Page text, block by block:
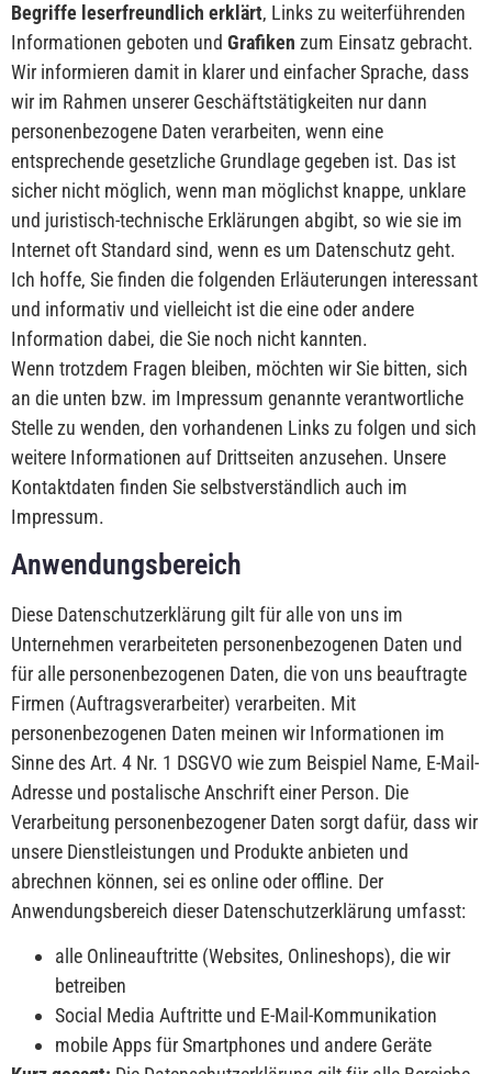
Begriffe leserfreundlich erklärt, Links zu weiterführenden
Informationen geboten und Grafiken zum Einsatz gebracht.
Wir informieren damit in klarer und einfacher Sprache, dass
wir im Rahmen unserer Geschäftstätigkeiten nur dann
personenbezogene Daten verarbeiten, wenn eine
entsprechende gesetzliche Grundlage gegeben ist. Das ist
sicher nicht möglich, wenn man möglichst knappe, unklare
und juristisch-technische Erklärungen abgibt, so wie sie im
Internet oft Standard sind, wenn es um Datenschutz geht.
Ich hoffe, Sie finden die folgenden Erläuterungen interessant
und informativ und vielleicht ist die eine oder andere
Information dabei, die Sie noch nicht kannten.
Wenn trotzdem Fragen bleiben, möchten wir Sie bitten, sich
an die unten bzw. im Impressum genannte verantwortliche
Stelle zu wenden, den vorhandenen Links zu folgen und sich
weitere Informationen auf Drittseiten anzusehen. Unsere
Kontaktdaten finden Sie selbstverständlich auch im
Impressum.
Anwendungsbereich
Diese Datenschutzerklärung gilt für alle von uns im
Unternehmen verarbeiteten personenbezogenen Daten und
für alle personenbezogenen Daten, die von uns beauftragte
Firmen (Auftragsverarbeiter) verarbeiten. Mit
personenbezogenen Daten meinen wir Informationen im
Sinne des Art. 4 Nr. 1 DSGVO wie zum Beispiel Name, E-Mail-
Adresse und postalische Anschrift einer Person. Die
Verarbeitung personenbezogener Daten sorgt dafür, dass wir
unsere Dienstleistungen und Produkte anbieten und
abrechnen können, sei es online oder offline. Der
Anwendungsbereich dieser Datenschutzerklärung umfasst:
alle Onlineauftritte (Websites, Onlineshops), die wir
betreiben
Social Media Auftritte und E-Mail-Kommunikation
mobile Apps für Smartphones und andere Geräte